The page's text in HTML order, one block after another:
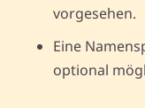
vorgesehen.
Eine
optional